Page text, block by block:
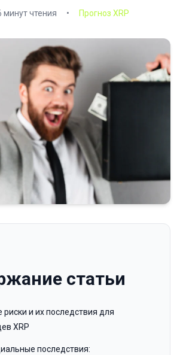
минут чтения • Прогноз XRP
статьи
риски и их последствия для
XRP
последствия: